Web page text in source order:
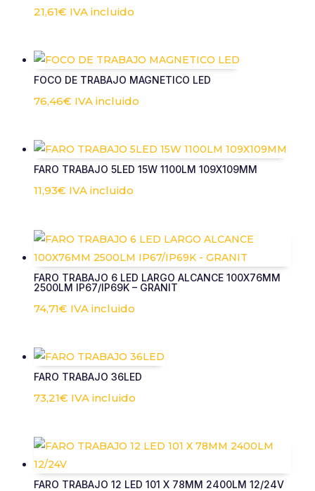
21,61€ IVA incluido
FOCO DE TRABAJO MAGNETICO LED
76,46€ IVA incluido
FARO TRABAJO 5LED 15W 1100LM 109X109MM
11,93€ IVA incluido
FARO TRABAJO 6 LED LARGO ALCANCE 100X76MM
2500LM IP67/IP69K – GRANIT
74,71€ IVA incluido
FARO TRABAJO 36LED
73,21€ IVA incluido
FARO TRABAJO 12 LED 101 X 78MM 2400LM 12/24V